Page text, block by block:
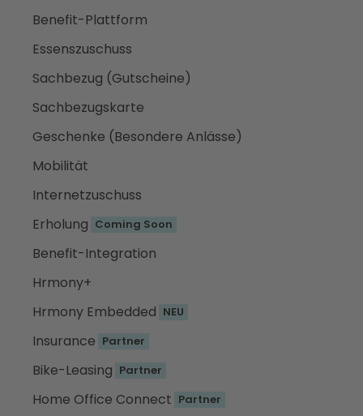
Benefit-Plattform
Essenszuschuss
Sachbezug (Gutscheine)
Sachbezugskarte
Geschenke (Besondere Anlässe)
Mobilität
Internetzuschuss
Erholung Coming Soon
Benefit-Integration
Hrmony+
Hrmony Embedded NEU
Insurance Partner
Bike-Leasing Partner
Home Office Connect Partner